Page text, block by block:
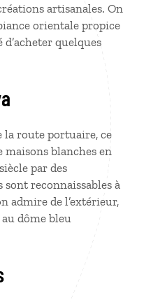
artisanales. On
orientale propice
quelques
la route portuaire, ce
blanches en
siècle par des
reconnaissables à
admire de l’extérieur,
dôme bleu